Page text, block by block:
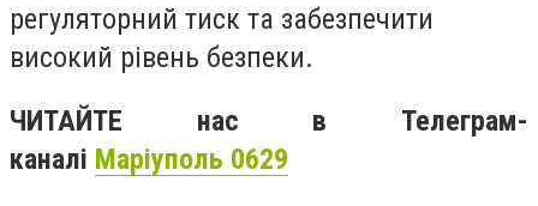
регуляторний тиск та забезпечити
високий рівень безпеки.
ЧИТАЙТЕ нас в Телеграм-
каналі Маріуполь 0629